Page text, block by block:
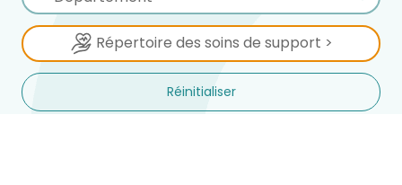
Répertoire des soins de support >
Réinitialiser